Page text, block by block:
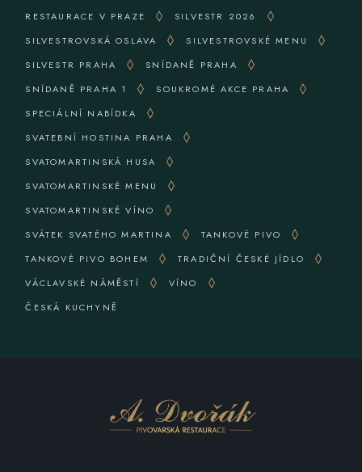
RESTAURACE V PRAZE
SILVESTR 2026
SILVESTROVSKÁ OSLAVA
SILVESTROVSKÉ MENU
SILVESTR PRAHA
SNÍDANĚ PRAHA
SNÍDANĚ PRAHA 1
SOUKROMÉ AKCE PRAHA
SPECIÁLNÍ NABÍDKA
SVATEBNÍ HOSTINA PRAHA
SVATOMARTINSKÁ HUSA
SVATOMARTINSKÉ MENU
SVATOMARTINSKÉ VÍNO
SVÁTEK SVATÉHO MARTINA
TANKOVÉ PIVO
TANKOVÉ PIVO BOHEM
TRADIČNÍ ČESKÉ JÍDLO
VÁCLAVSKÉ NÁMĚSTÍ
VÍNO
ČESKÁ KUCHYNĚ